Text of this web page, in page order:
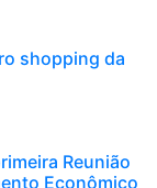
shopping da
Reunião
Econômico